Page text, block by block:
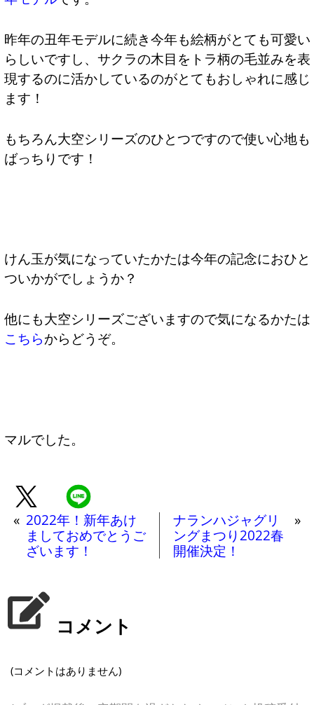
昨年の丑年モデルに続き今年も絵柄がとても可愛い
らしいですし、サクラの木目をトラ柄の毛並みを表
現するのに活かしているのがとてもおしゃれに感じ
ます！
もちろん大空シリーズのひとつですので使い心地も
ばっちりです！
けん玉が気になっていたかたは今年の記念におひと
ついかがでしょうか？
他にも大空シリーズございますので気になるかたは
こちらからどうぞ。
マルでした。
« 2022年！新年あけ
ましておめでとうご
ざいます！
ナランハジャグリ
ングまつり2022春
開催決定！
»
コメント
(コメントはありません)